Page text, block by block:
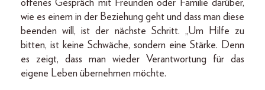
offenes Gespräch mit Freunden oder Familie darüber,
wie es einem in der Beziehung geht und dass man diese
beenden will, ist der nächste Schritt. „Um Hilfe zu
bitten, ist keine Schwäche, sondern eine Stärke. Denn
es zeigt, dass man wieder Verantwortung für das
eigene Leben übernehmen möchte.